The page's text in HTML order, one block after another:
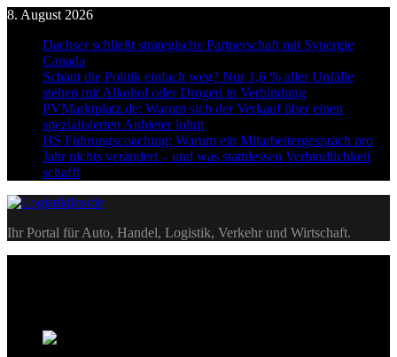
Skip
content
8. August 2026
Dachser schließt strategische Partnerschaft mit Synergie
Canada
Schaut die Politik einfach weg? Nur 1,6 % aller Unfälle
stehen mit Alkohol oder Drogen in Verbindung
PVMarktplatz.de: Warum sich der Verkauf über einen
spezialisierten Anbieter lohnt
HS Führungscoaching: Warum ein Mitarbeitergespräch pro
Jahr nichts verändert – und was stattdessen Verbindlichkeit
schafft
Logistik|Inside
Ihr Portal für Auto, Handel, Logistik, Verkehr und Wirtschaft.